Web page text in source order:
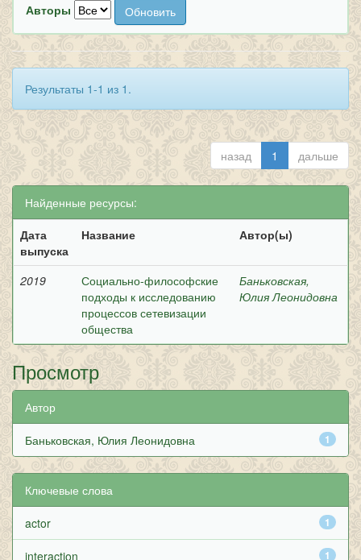
Авторы
Результаты 1-1 из 1.
назад 1 дальше
Найденные ресурсы:
Дата
выпуска
Название Автор(ы)
2019
Социально-философские
подходы к исследованию
процессов сетевизации
общества
Баньковская,
Юлия Леонидовна
Просмотр
Автор
1
Баньковская, Юлия Леонидовна
Ключевые слова
1
actor
1
interaction